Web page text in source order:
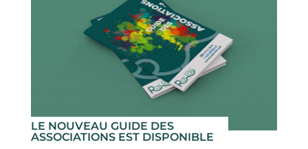
LE NOUVEAU GUIDE DES
ASSOCIATIONS EST DISPONIBLE